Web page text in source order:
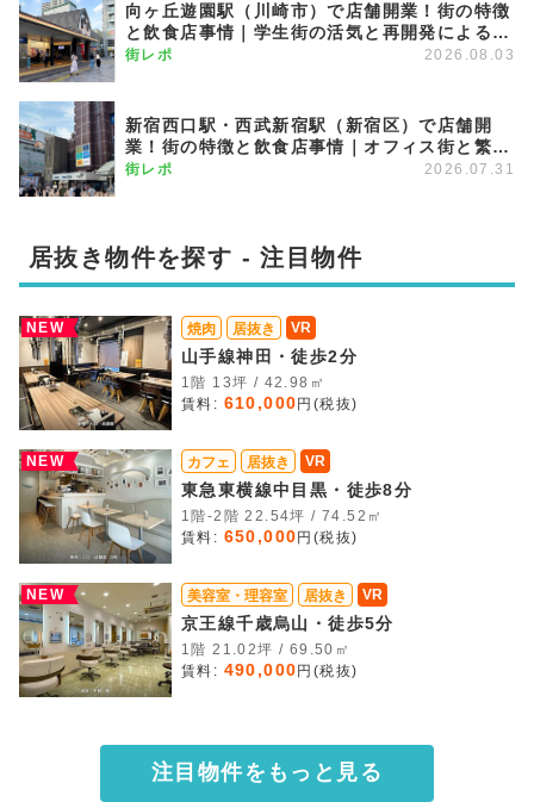
向ヶ丘遊園駅（川崎市）で店舗開業！街の特徴
と飲食店事情｜学生街の活気と再開発による発
展が期待できる注目のエリア
街レポ 2026.08.03
新宿西口駅・西武新宿駅（新宿区）で店舗開
業！街の特徴と飲食店事情｜オフィス街と繁華
街を繋ぐグラデーション商圏
街レポ 2026.07.31
居抜き物件を探す - 注目物件
NEW 焼肉 居抜き VR
山手線神田・徒歩2分
1階 13坪 / 42.98㎡
賃料: 610,000円(税抜)
NEW カフェ 居抜き VR
東急東横線中目黒・徒歩8分
1階-2階 22.54坪 / 74.52㎡
賃料: 650,000円(税抜)
NEW 美容室・理容室 居抜き VR
京王線千歳烏山・徒歩5分
1階 21.02坪 / 69.50㎡
賃料: 490,000円(税抜)
注目物件をもっと見る